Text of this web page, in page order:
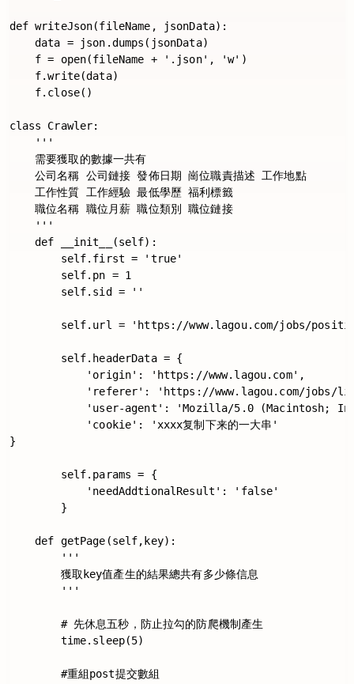
def writeJson(fileName, jsonData):
    data = json.dumps(jsonData)
    f = open(fileName + '.json', 'w')
    f.write(data)
    f.close()
class Crawler:
    '''
    需要獲取的數據一共有
    公司名稱 公司鏈接 發佈日期 崗位職責描述 工作地點
    工作性質 工作經驗 最低學歷 福利標籤
    職位名稱 職位月薪 職位類別 職位鏈接
    '''
    def __init__(self):
        self.first = 'true'
        self.pn = 1
        self.sid = ''
self.url = 'https://www.lagou.com/jobs/
        self.headerData = {
            'origin': 'https://www.lagou.com',
'referer': 'https://www.lagou.com/jobs/
'user-agent': 'Mozilla/5.0 (Macintosh;
            'cookie': 'xxxx复制下来的一大串'
}
        self.params = {
            'needAddtionalResult': 'false'
        }
    def getPage(self,key):
        '''
        獲取key值產生的結果總共有多少條信息
        '''
        # 先休息五秒，防止拉勾的防爬機制產生
        time.sleep(5)
        #重組post提交數組